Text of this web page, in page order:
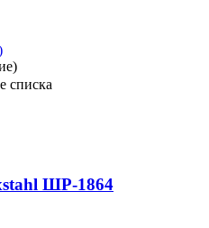
списка
ШР-1864